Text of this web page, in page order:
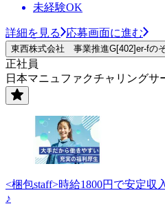
未経験OK
詳細を見る 応募画面に進む
東西株式会社 事業推進G[402]er-fの
正社員
日本マニュファクチャリングサ
<梱包staff>時給1800円で安定
♪